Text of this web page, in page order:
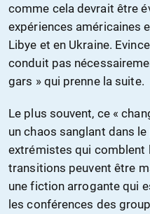
comme cela devrait être
expériences américaines
Libye et en Ukraine.
conduit pas
gars » qui prenne la suite.
Le plus souvent, ce «
un chaos sanglant dans
extrémistes qui comblent
transitions peuvent être
une fiction arrogante qui
les conférences des